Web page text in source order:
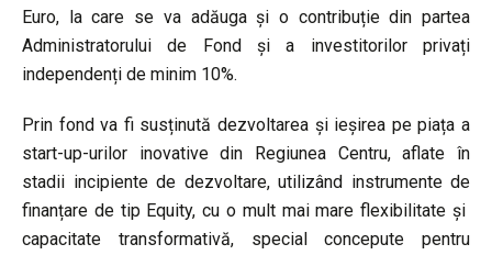
Euro, la care se va adăuga și o contribuție din partea
Administratorului de Fond și a investitorilor privați
independenți de minim 10%.
Prin fond va fi susținută dezvoltarea și ieșirea pe piața a
start-up-urilor inovative din Regiunea Centru, aflate în
stadii incipiente de dezvoltare, utilizând instrumente de
finanțare de tip Equity, cu o mult mai mare flexibilitate și
capacitate transformativă, special concepute pentru